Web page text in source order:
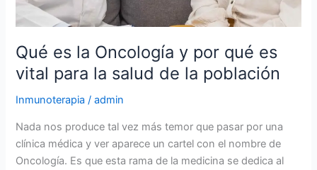
Qué es la Oncología y por qué es
vital para la salud de la población
Inmunoterapia /admin
Nada nos produce tal vez más temor que pasar por una
clínica médica y ver aparece un cartel con el nombre de
Oncología. Es que esta rama de la medicina se dedica al
para
la
de
la